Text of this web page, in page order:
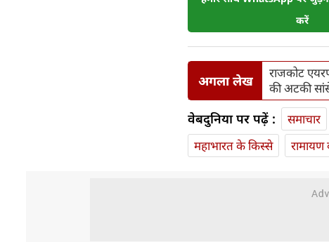
करें
अगला लेख
राजकोट
की अटकी
वेबदुनिया पर पढ़ें : समाचार
महाभारत के किस्से
रामायण